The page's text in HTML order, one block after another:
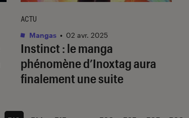
Instinct : le manga
phénomène d’Inoxtag aura
finalement une suite
ACTU
Mangas • 02 avr. 2025